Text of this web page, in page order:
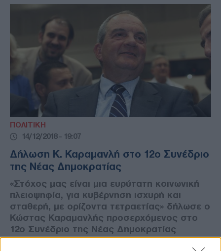
ΠΟΛΙΤΙΚΗ
14/12/2018 - 19:07
Δήλωση Κ. Καραμανλή στο 12ο Συνέδριο
της Νέας Δημοκρατίας
«Στόχος μας είναι μια ευρύτατη κοινωνική
πλειοψηφία, για κυβέρνηση ισχυρή και
σταθερή, με ορίζοντα τετραετίας» δήλωσε ο
Κώστας Καραμανλής προσερχόμενος στο
12ο Συνέδριο της Νέας Δημοκρατίας